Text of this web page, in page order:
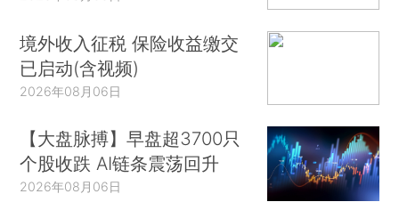
境外收入征税 保险收益缴交
已启动(含视频)
2026年08月06日
【大盘脉搏】早盘超3700只
个股收跌 AI链条震荡回升
2026年08月06日